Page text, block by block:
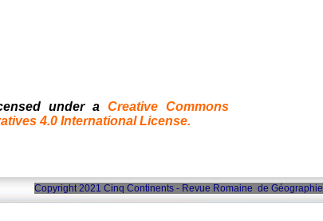
Copyright 2021 Cinq Continents - Revue Romaine de Géographie
under a Creative Commons
4.0 International License.